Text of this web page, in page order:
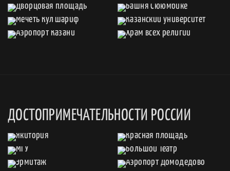
ДОСТОПРИМЕЧАТЕЛЬНОСТИ РОССИИ